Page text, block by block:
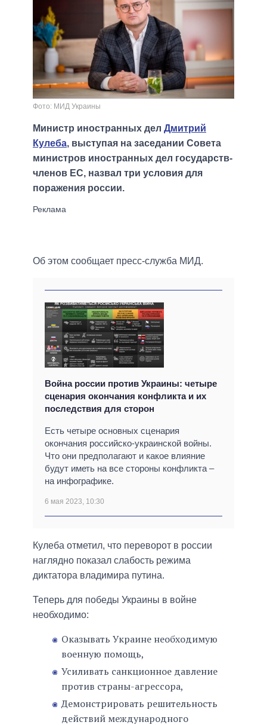
Фото: МИД Украины
Министр иностранных дел Дмитрий
Кулеба, выступая на заседании Совета
министров иностранных дел государств-
членов ЕС, назвал три условия для
поражения россии.
Об этом сообщает пресс-служба МИД.
Война россии против Украины: четыре
сценария окончания конфликта и их
последствия для сторон
Есть четыре основных сценария
окончания российско-украинской войны.
Что они предполагают и какое влияние
будут иметь на все стороны конфликта –
на инфографике.
6 мая 2023, 10:30
Кулеба отметил, что переворот в россии
наглядно показал слабость режима
диктатора владимира путина.
Теперь для победы Украины в войне
необходимо:
Оказывать Украине необходимую
военную помощь,
Усиливать санкционное давление
против страны-агрессора,
Демонстрировать решительность
действий международного